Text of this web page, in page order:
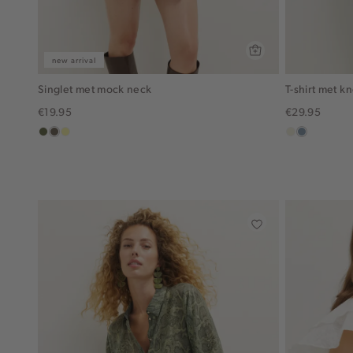
new arrival
Singlet met mock neck
€19.95
groen,
middenbruin
lichtgeel
T-shirt met
€29.95
ecrudusty